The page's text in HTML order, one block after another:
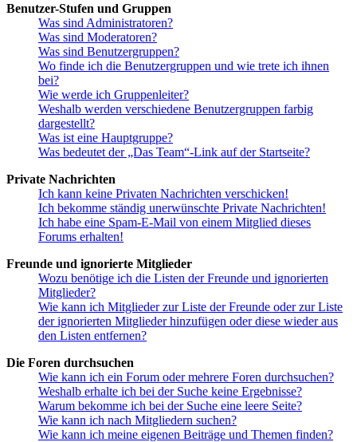
Benutzer-Stufen und Gruppen
Was sind Administratoren?
Was sind Moderatoren?
Was sind Benutzergruppen?
Wo finde ich die Benutzergruppen und wie trete ich ihnen
bei?
Wie werde ich Gruppenleiter?
Weshalb werden verschiedene Benutzergruppen farbig
dargestellt?
Was ist eine Hauptgruppe?
Was bedeutet der „Das Team“-Link auf der Startseite?
Private Nachrichten
Ich kann keine Privaten Nachrichten verschicken!
Ich bekomme ständig unerwünschte Private Nachrichten!
Ich habe eine Spam-E-Mail von einem Mitglied dieses
Forums erhalten!
Freunde und ignorierte Mitglieder
Wozu benötige ich die Listen der Freunde und ignorierten
Mitglieder?
Wie kann ich Mitglieder zur Liste der Freunde oder zur Liste
der ignorierten Mitglieder hinzufügen oder diese wieder aus
den Listen entfernen?
Die Foren durchsuchen
Wie kann ich ein Forum oder mehrere Foren durchsuchen?
Weshalb erhalte ich bei der Suche keine Ergebnisse?
Warum bekomme ich bei der Suche eine leere Seite?
Wie kann ich nach Mitgliedern suchen?
Wie kann ich meine eigenen Beiträge und Themen finden?